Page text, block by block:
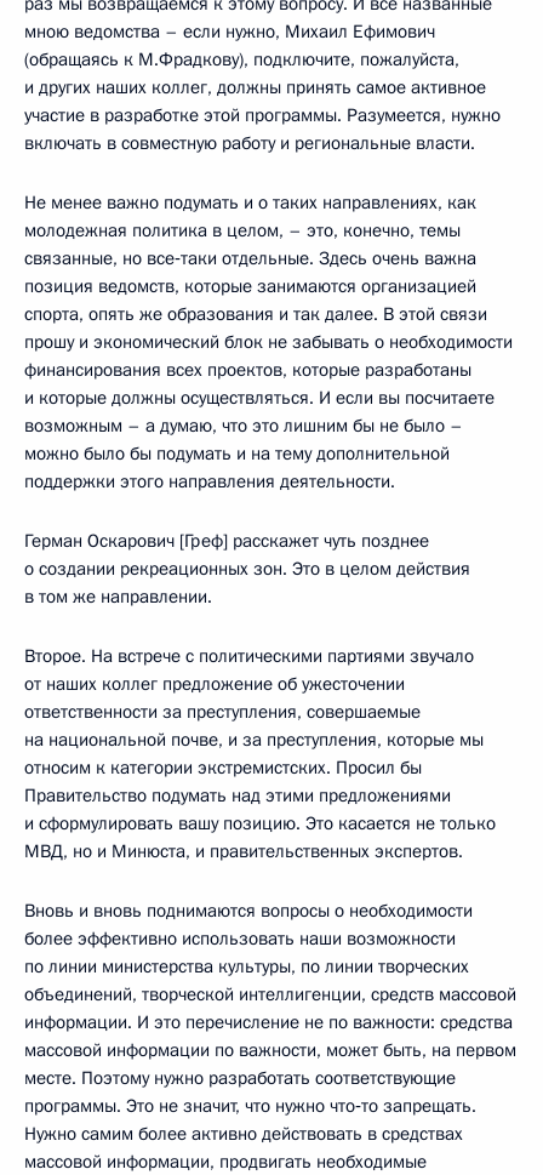
мною ведомства – если нужно, Михаил Ефимович
(обращаясь к М.Фрадкову), подключите, пожалуйста,
и других наших коллег, должны принять самое активное
участие в разработке этой программы. Разумеется, нужно
включать в совместную работу и региональные власти.
Не менее важно подумать и о таких направлениях, как
молодежная политика в целом, – это, конечно, темы
связанные, но все‑таки отдельные. Здесь очень важна
позиция ведомств, которые занимаются организацией
спорта, опять же образования и так далее. В этой связи
прошу и экономический блок не забывать о необходимости
финансирования всех проектов, которые разработаны
и которые должны осуществляться. И если вы посчитаете
возможным – а думаю, что это лишним бы не было –
можно было бы подумать и на тему дополнительной
поддержки этого направления деятельности.
Герман Оскарович [Греф] расскажет чуть позднее
о создании рекреационных зон. Это в целом действия
в том же направлении.
Второе. На встрече с политическими партиями звучало
от наших коллег предложение об ужесточении
ответственности за преступления, совершаемые
на национальной почве, и за преступления, которые мы
относим к категории экстремистских. Просил бы
Правительство подумать над этими предложениями
и сформулировать вашу позицию. Это касается не только
МВД, но и Минюста, и правительственных экспертов.
Вновь и вновь поднимаются вопросы о необходимости
более эффективно использовать наши возможности
по линии министерства культуры, по линии творческих
объединений, творческой интеллигенции, средств массовой
информации. И это перечисление не по важности: средства
массовой информации по важности, может быть, на первом
месте. Поэтому нужно разработать соответствующие
программы. Это не значит, что нужно что‑то запрещать.
Нужно самим более активно действовать в средствах
массовой информации, продвигать необходимые